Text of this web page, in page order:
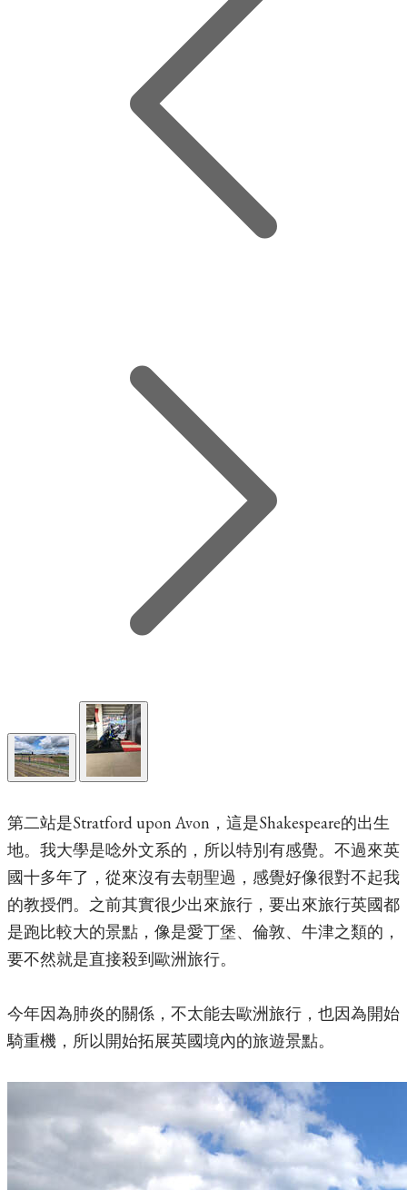
第二站是Stratford upon Avon，這是Shakespeare的出生
地。我大學是唸外文系的，所以特別有感覺。不過來英
國十多年了，從來沒有去朝聖過，感覺好像很對不起我
的教授們。之前其實很少出來旅行，要出來旅行英國都
是跑比較大的景點，像是愛丁堡、倫敦、牛津之類的，
要不然就是直接殺到歐洲旅行。
今年因為肺炎的關係，不太能去歐洲旅行，也因為開始
騎重機，所以開始拓展英國境內的旅遊景點。